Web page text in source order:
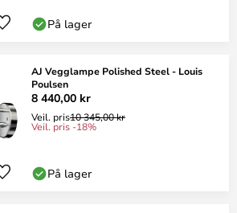
På lager
AJ Vegglampe Polished Steel - Louis
Poulsen
8 440,00 kr
Veil. pris10 345,00 kr
Veil. pris -18%
På lager